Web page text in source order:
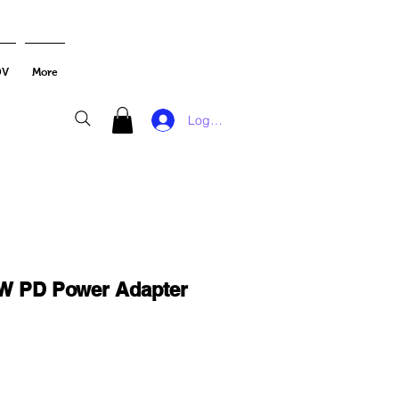
More
Log In
PD Power Adapter